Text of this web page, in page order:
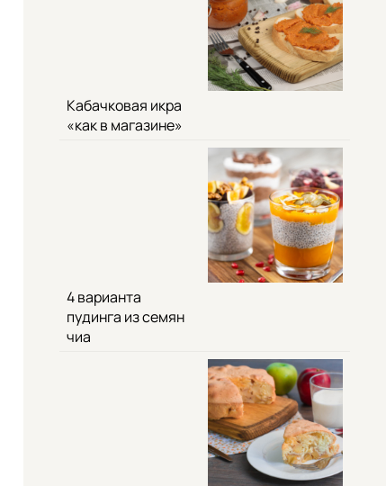
Кабачковая икра
«как в магазине»
4 варианта
пудинга из семян
чиа